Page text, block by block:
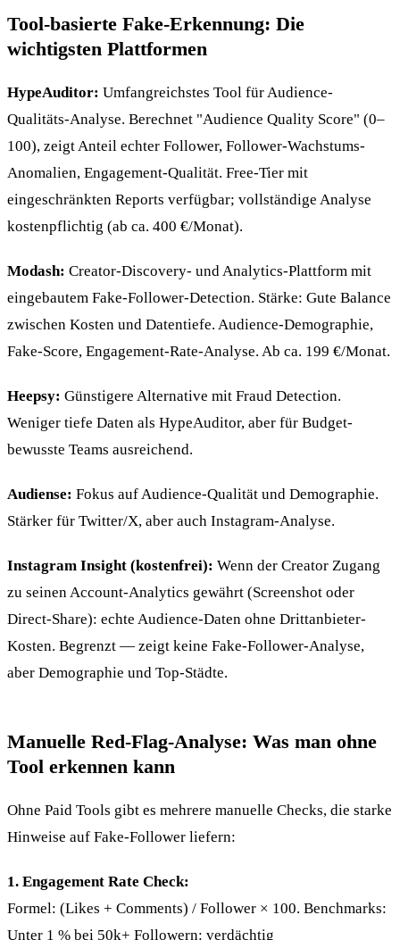
Tool-basierte Fake-Erkennung: Die
wichtigsten Plattformen
HypeAuditor: Umfangreichstes Tool für Audience-
Qualitäts-Analyse. Berechnet "Audience Quality Score" (0–
100), zeigt Anteil echter Follower, Follower-Wachstums-
Anomalien, Engagement-Qualität. Free-Tier mit
eingeschränkten Reports verfügbar; vollständige Analyse
kostenpflichtig (ab ca. 400 €/Monat).
Modash: Creator-Discovery- und Analytics-Plattform mit
eingebautem Fake-Follower-Detection. Stärke: Gute Balance
zwischen Kosten und Datentiefe. Audience-Demographie,
Fake-Score, Engagement-Rate-Analyse. Ab ca. 199 €/Monat.
Heepsy: Günstigere Alternative mit Fraud Detection.
Weniger tiefe Daten als HypeAuditor, aber für Budget-
bewusste Teams ausreichend.
Audiense: Fokus auf Audience-Qualität und Demographie.
Stärker für Twitter/X, aber auch Instagram-Analyse.
Instagram Insight (kostenfrei): Wenn der Creator Zugang
zu seinen Account-Analytics gewährt (Screenshot oder
Direct-Share): echte Audience-Daten ohne Drittanbieter-
Kosten. Begrenzt — zeigt keine Fake-Follower-Analyse,
aber Demographie und Top-Städte.
Manuelle Red-Flag-Analyse: Was man ohne
Tool erkennen kann
Ohne Paid Tools gibt es mehrere manuelle Checks, die starke
Hinweise auf Fake-Follower liefern:
1. Engagement Rate Check:
Formel: (Likes + Comments) / Follower × 100. Benchmarks:
Unter 1 % bei 50k+ Followern: verdächtig